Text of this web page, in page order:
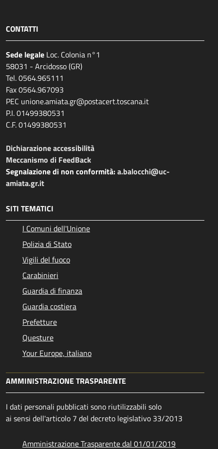
CONTATTI
Sede legale Loc. Colonia n°1
58031 - Arcidosso (GR)
Tel. 0564.965111
Fax 0564.967093
PEC unione.amiata.gr@postacert.toscana.it
P.I. 01499380531
C.F. 01499380531
Dichiarazione accessibilità
Meccanismo di FeedBack
Segnalazione di non conformità:a.balocchi@uc-
amiata.gr.it
SITI TEMATICI
I Comuni dell'Unione
Polizia di Stato
Vigili del fuoco
Carabinieri
Guardia di finanza
Guardia costiera
Prefetture
Questure
Your Europe, italiano
AMMINISTRAZIONE TRASPARENTE
I dati personali pubblicati sono riutilizzabili solo
ai sensi dell'articolo 7 del decreto legislativo 33/2013
Amministrazione Trasparente dal 01/01/2019